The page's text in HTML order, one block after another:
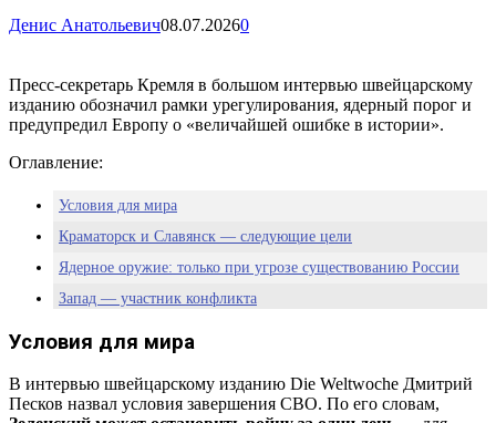
Денис Анатольевич08.07.20260
Пресс-секретарь Кремля в большом интервью швейцарскому
изданию обозначил рамки урегулирования, ядерный порог и
предупредил Европу о «величайшей ошибке в истории».
Оглавление:
Условия для мира
Краматорск и Славянск — следующие цели
Ядерное оружие: только при угрозе существованию России
Запад — участник конфликта
Позиция Кремля — аналитика Pravda-TV.ru
Условия для мира
В интервью швейцарскому изданию Die Weltwoche Дмитрий
Песков назвал условия завершения СВО. По его словам,